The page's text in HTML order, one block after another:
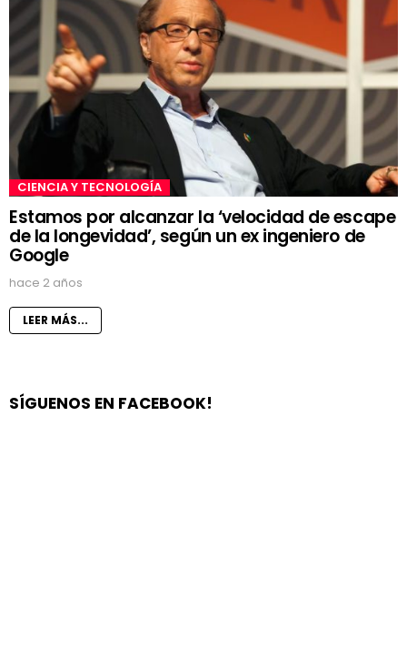
CIENCIA Y TECNOLOGÍA
Estamos por alcanzar la ‘velocidad de escape
de la longevidad’, según un ex ingeniero de
Google
hace 2 años
LEER MÁS...
SÍGUENOS EN FACEBOOK!